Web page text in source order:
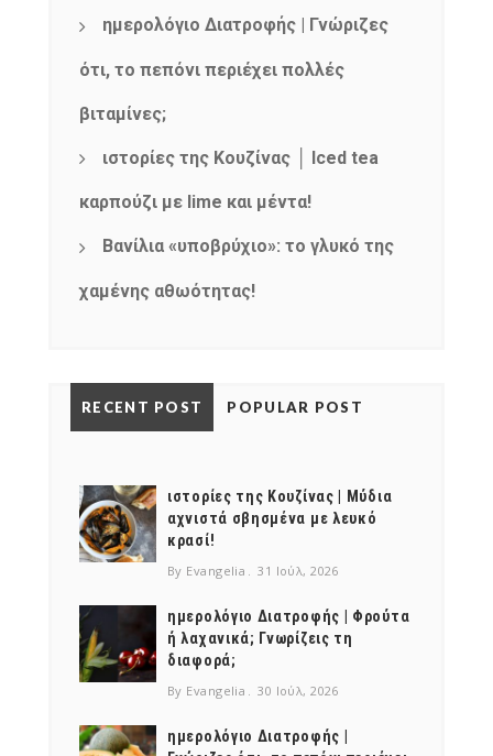
ημερολόγιο Διατροφής | Γνώριζες
ότι, το πεπόνι περιέχει πολλές
βιταμίνες;
ιστορίες της Κουζίνας │ Iced tea
καρπούζι με lime και μέντα!
Βανίλια «υποβρύχιο»: το γλυκό της
χαμένης αθωότητας!
RECENT POST POPULAR POST
ιστορίες της Κουζίνας | Μύδια
αχνιστά σβησμένα με λευκό
κρασί!
By Evangelia 31 Ιούλ, 2026
ημερολόγιο Διατροφής | Φρούτα
ή λαχανικά; Γνωρίζεις τη
διαφορά;
By Evangelia 30 Ιούλ, 2026
ημερολόγιο Διατροφής |